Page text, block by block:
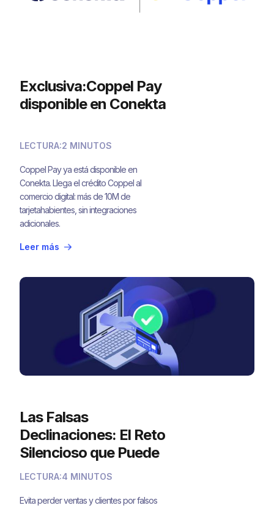
Exclusiva:Coppel Pay
disponible en Conekta
LECTURA:2 MINUTOS
Coppel Pay ya está disponible en
Conekta. Llega el crédito Coppel al
comercio digital: más de 10M de
tarjetahabientes, sin integraciones
adicionales.
Leer más
Las Falsas
Declinaciones: El Reto
Silencioso que Puede
Costarle Millones a Tu
LECTURA:4 MINUTOS
Evita perder ventas y clientes por falsos